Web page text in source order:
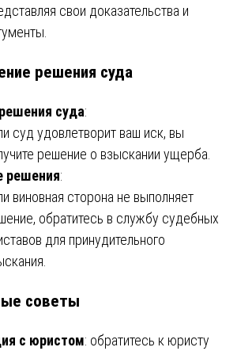
свои доказательства и
решения суда
суда:
суд удовлетворит ваш иск, вы
решение о взыскании ущерба.
решения:
виновная сторона не выполняет
обратитесь в службу судебных
для принудительного
советы
с юристом: обратитесь к юристу